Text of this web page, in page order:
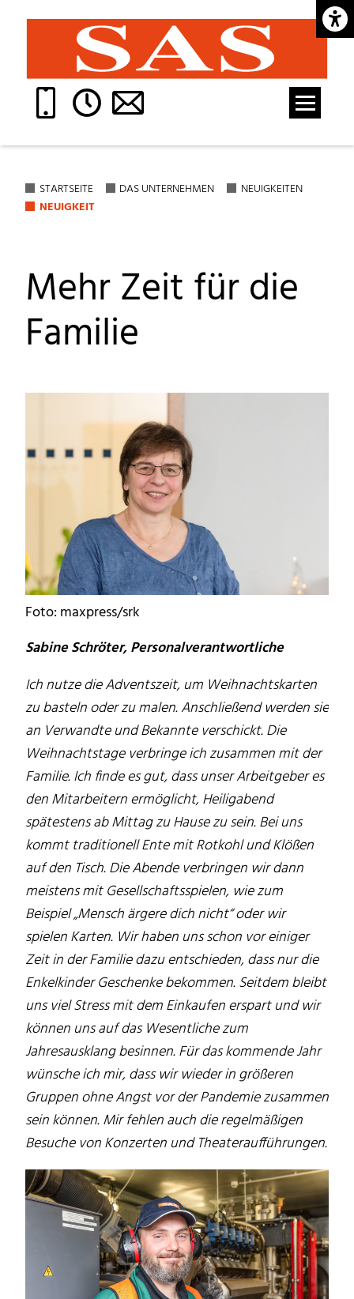
STARTSEITE DAS UNTERNEHMEN
NEUIGKEITEN
NEUIGKEIT
Mehr Zeit für die
Familie
Foto: maxpress/srk
Sabine Schröter, Personalverantwortliche
Ich nutze die Adventszeit, um Weihnachtskarten
zu basteln oder zu malen. Anschließend werden sie
an Verwandte und Bekannte verschickt. Die
Weihnachtstage verbringe ich zusammen mit der
Familie. Ich finde es gut, dass unser Arbeitgeber es
den Mitarbeitern ermöglicht, Heiligabend
spätestens ab Mittag zu Hause zu sein. Bei uns
kommt traditionell Ente mit Rotkohl und Klößen
auf den Tisch. Die Abende verbringen wir dann
meistens mit Gesellschaftsspielen, wie zum
Beispiel „Mensch ärgere dich nicht“ oder wir
spielen Karten. Wir haben uns schon vor einiger
Zeit in der Familie dazu entschieden, dass nur die
Enkelkinder Geschenke bekommen. Seitdem bleibt
uns viel Stress mit dem Einkaufen erspart und wir
können uns auf das Wesentliche zum
Jahresausklang besinnen. Für das kommende Jahr
wünsche ich mir, dass wir wieder in größeren
Gruppen ohne Angst vor der Pandemie zusammen
sein können. Mir fehlen auch die regelmäßigen
Besuche von Konzerten und Theateraufführungen.